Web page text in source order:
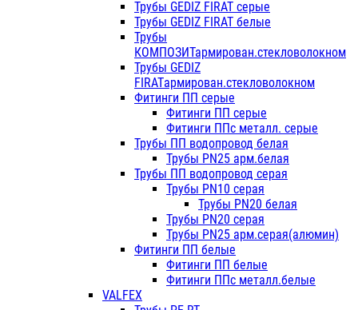
Трубы GEDIZ FIRAT серые
Трубы GEDIZ FIRAT белые
Трубы
КОМПОЗИТармирован.стекловолокном
Трубы GEDIZ
FIRATармирован.стекловолокном
Фитинги ПП серые
Фитинги ПП серые
Фитинги ППс металл. серые
Трубы ПП водопровод белая
Трубы PN25 арм.белая
Трубы ПП водопровод серая
Трубы PN10 серая
Трубы PN20 белая
Трубы PN20 серая
Трубы PN25 арм.серая(алюмин)
Фитинги ПП белые
Фитинги ПП белые
Фитинги ППс металл.белые
VALFEX